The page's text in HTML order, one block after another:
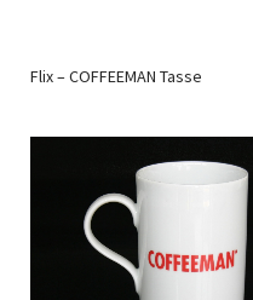
Flix – COFFEEMAN Tasse